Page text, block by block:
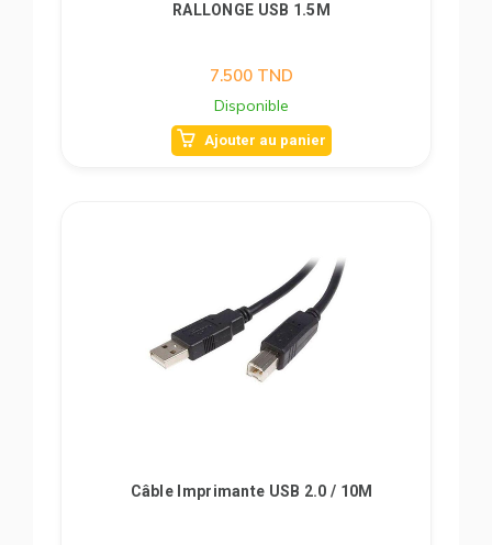
RALLONGE USB 1.5M
7.500 TND
Disponible
Ajouter au panier
Câble Imprimante USB 2.0 / 10M